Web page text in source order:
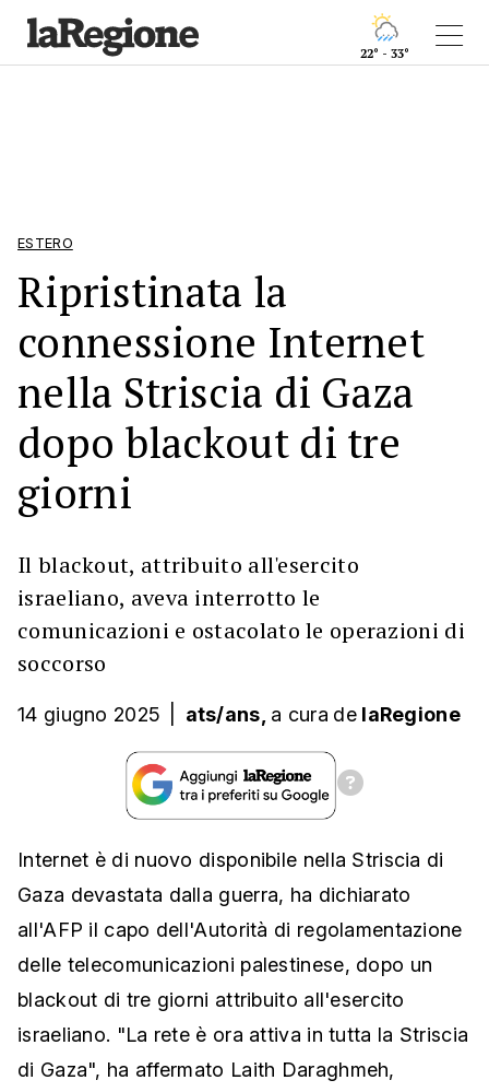
22° - 33°
ESTERO
Ripristinata la
connessione Internet
nella Striscia di Gaza
dopo blackout di tre
giorni
Il blackout, attribuito all'esercito
israeliano, aveva interrotto le
comunicazioni e ostacolato le operazioni di
soccorso
14 giugno 2025 ats/ans, a cura de laRegione
Internet è di nuovo disponibile nella Striscia di
Gaza devastata dalla guerra, ha dichiarato
all'AFP il capo dell'Autorità di regolamentazione
delle telecomunicazioni palestinese, dopo un
blackout di tre giorni attribuito all'esercito
israeliano. "La rete è ora attiva in tutta la Striscia
di Gaza", ha affermato Laith Daraghmeh,